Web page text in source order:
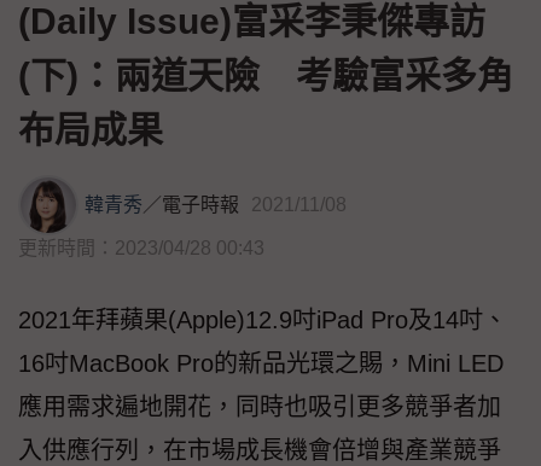
(Daily Issue)富采李秉傑專訪
(下)：兩道天險 考驗富采多角
布局成果
韓青秀／電子時報 2021/11/08
更新時間：2023/04/28 00:43
2021年拜蘋果(Apple)12.9吋iPad Pro及14吋、
16吋MacBook Pro的新品光環之賜，Mini LED
應用需求遍地開花，同時也吸引更多競爭者加
入供應行列，在市場成長機會倍增與產業競爭